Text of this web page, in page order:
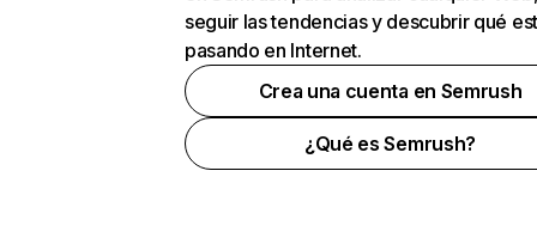
seguir las tendencias y descubrir qué
pasando en Internet.
Crea una cuenta en Semrush
¿Qué es Semrush?